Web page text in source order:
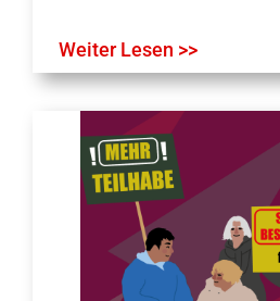
Weiter Lesen >>